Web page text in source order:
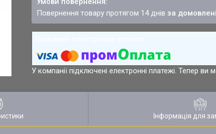
повернення товару протягом 14 днівза
У компанії підключені електронні платежі. Тепер
Інформація для